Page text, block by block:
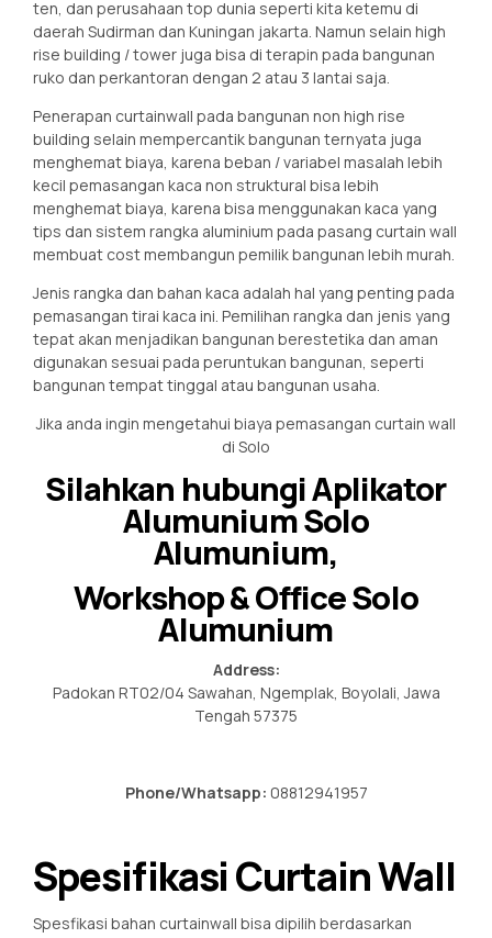
ten, dan perusahaan top dunia seperti kita ketemu di
daerah Sudirman dan Kuningan jakarta. Namun selain high
rise building / tower juga bisa di terapin pada bangunan
ruko dan perkantoran dengan 2 atau 3 lantai saja.
Penerapan curtainwall pada bangunan non high rise
building selain mempercantik bangunan ternyata juga
menghemat biaya, karena beban / variabel masalah lebih
kecil pemasangan kaca non struktural bisa lebih
menghemat biaya, karena bisa menggunakan kaca yang
tips dan sistem rangka aluminium pada pasang curtain wall
membuat cost membangun pemilik bangunan lebih murah.
Jenis rangka dan bahan kaca adalah hal yang penting pada
pemasangan tirai kaca ini. Pemilihan rangka dan jenis yang
tepat akan menjadikan bangunan berestetika dan aman
digunakan sesuai pada peruntukan bangunan, seperti
bangunan tempat tinggal atau bangunan usaha.
Jika anda ingin mengetahui biaya pemasangan curtain wall
di Solo
Silahkan hubungi Aplikator
Alumunium Solo
Alumunium,
Workshop & Office Solo
Alumunium
Address:
Padokan RT02/04 Sawahan, Ngemplak, Boyolali, Jawa
Tengah 57375
Phone/Whatsapp: 08812941957
Spesifikasi Curtain Wall
Spesfikasi bahan curtainwall bisa dipilih berdasarkan